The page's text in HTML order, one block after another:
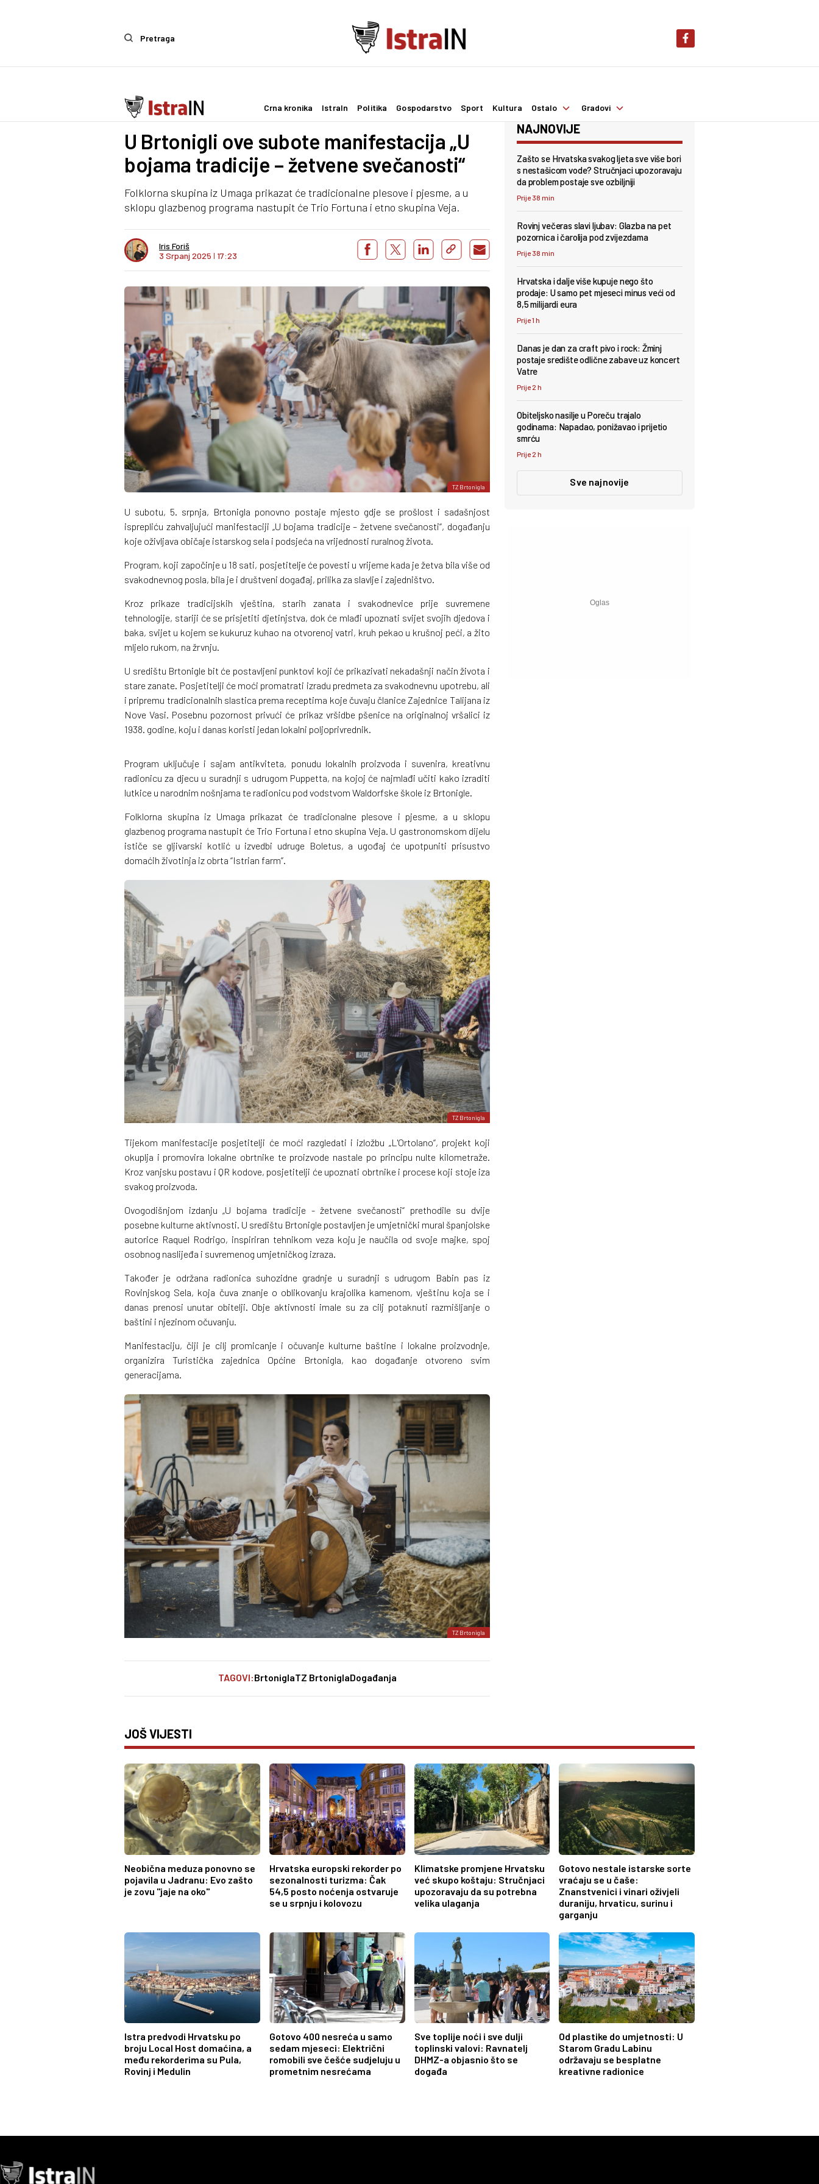
Pretraga
Crna kronika IstraIn Politika Gospodarstvo Sport Kultura Ostalo Gradovi
IstraIn
U Brtonigli ove subote manifestacija „U
bojama tradicije – žetvene svečanosti“
Folklorna skupina iz Umaga prikazat će tradicionalne plesove i pjesme, a u
sklopu glazbenog programa nastupit će Trio Fortuna i etno skupina Veja.
Iris Foriš
3 Srpanj 2025 I 17:23
TZ Brtonigla
U subotu, 5. srpnja, Brtonigla ponovno postaje mjesto gdje se prošlost i sadašnjost
isprepliću zahvaljujući manifestaciji „U bojama tradicije – žetvene svečanosti“, događanju
koje oživljava običaje istarskog sela i podsjeća na vrijednosti ruralnog života.
Program, koji započinje u 18 sati, posjetitelje će povesti u vrijeme kada je žetva bila više od
svakodnevnog posla, bila je i društveni događaj, prilika za slavlje i zajedništvo.
Kroz prikaze tradicijskih vještina, starih zanata i svakodnevice prije suvremene
tehnologije, stariji će se prisjetiti djetinjstva, dok će mlađi upoznati svijet svojih djedova i
baka, svijet u kojem se kukuruz kuhao na otvorenoj vatri, kruh pekao u krušnoj peći, a žito
mljelo rukom, na žrvnju.
U središtu Brtonigle bit će postavljeni punktovi koji će prikazivati nekadašnji način života i
stare zanate. Posjetitelji će moći promatrati izradu predmeta za svakodnevnu upotrebu, ali
i pripremu tradicionalnih slastica prema receptima koje čuvaju članice Zajednice Talijana iz
Nove Vasi. Posebnu pozornost privući će prikaz vršidbe pšenice na originalnoj vršalici iz
1938. godine, koju i danas koristi jedan lokalni poljoprivrednik.
Program uključuje i sajam antikviteta, ponudu lokalnih proizvoda i suvenira, kreativnu
radionicu za djecu u suradnji s udrugom Puppetta, na kojoj će najmlađi učiti kako izraditi
lutkice u narodnim nošnjama te radionicu pod vodstvom Waldorfske škole iz Brtonigle.
Folklorna skupina iz Umaga prikazat će tradicionalne plesove i pjesme, a u sklopu
glazbenog programa nastupit će Trio Fortuna i etno skupina Veja. U gastronomskom dijelu
ističe se gljivarski kotlić u izvedbi udruge Boletus, a ugođaj će upotpuniti prisustvo
domaćih životinja iz obrta “Istrian farm”.
TZ Brtonigla
Tijekom manifestacije posjetitelji će moći razgledati i izložbu „L'Ortolano“, projekt koji
okuplja i promovira lokalne obrtnike te proizvode nastale po principu nulte kilometraže.
Kroz vanjsku postavu i QR kodove, posjetitelji će upoznati obrtnike i procese koji stoje iza
svakog proizvoda.
Ovogodišnjom izdanju „U bojama tradicije - žetvene svečanosti“ prethodile su dvije
posebne kulturne aktivnosti. U središtu Brtonigle postavljen je umjetnički mural španjolske
autorice Raquel Rodrigo, inspiriran tehnikom veza koju je naučila od svoje majke, spoj
osobnog naslijeđa i suvremenog umjetničkog izraza.
Također je održana radionica suhozidne gradnje u suradnji s udrugom Babin pas iz
Rovinjskog Sela, koja čuva znanje o oblikovanju krajolika kamenom, vještinu koja se i
danas prenosi unutar obitelji. Obje aktivnosti imale su za cilj potaknuti razmišljanje o
baštini i njezinom očuvanju.
Manifestaciju, čiji je cilj promicanje i očuvanje kulturne baštine i lokalne proizvodnje,
organizira Turistička zajednica Općine Brtonigla, kao događanje otvoreno svim
generacijama.
TZ Brtonigla
TAGOVI:BrtoniglaTZ BrtoniglaDogađanja
NAJNOVIJE
Zašto se Hrvatska svakog ljeta sve više bori
s nestašicom vode? Stručnjaci upozoravaju
da problem postaje sve ozbiljniji
Prije 38 min
Rovinj večeras slavi ljubav: Glazba na pet
pozornica i čarolija pod zvijezdama
Prije 38 min
Hrvatska i dalje više kupuje nego što
prodaje: U samo pet mjeseci minus veći od
8,5 milijardi eura
Prije 1 h
Danas je dan za craft pivo i rock: Žminj
postaje središte odlične zabave uz koncert
Vatre
Prije 2 h
Obiteljsko nasilje u Poreču trajalo
godinama: Napadao, ponižavao i prijetio
smrću
Prije 2 h
Sve najnovije
JOŠ VIJESTI
Neobična meduza ponovno se
pojavila u Jadranu: Evo zašto
je zovu "jaje na oko"
Hrvatska europski rekorder po
sezonalnosti turizma: Čak
54,5 posto noćenja ostvaruje
se u srpnju i kolovozu
Klimatske promjene Hrvatsku
već skupo koštaju: Stručnjaci
upozoravaju da su potrebna
velika ulaganja
Gotovo nestale istarske sorte
vraćaju se u čaše:
Znanstvenici i vinari oživjeli
duraniju, hrvaticu, surinu i
garganju
Istra predvodi Hrvatsku po
broju Local Host domaćina, a
među rekorderima su Pula,
Rovinj i Medulin
Gotovo 400 nesreća u samo
sedam mjeseci: Električni
romobili sve češće sudjeluju u
prometnim nesrećama
Sve toplije noći i sve dulji
toplinski valovi: Ravnatelj
DHMZ-a objasnio što se
događa
Od plastike do umjetnosti: U
Starom Gradu Labinu
održavaju se besplatne
kreativne radionice